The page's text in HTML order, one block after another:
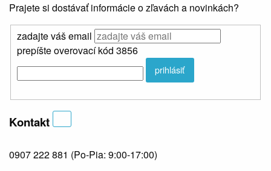
Prajete si dostávať informácie o zľavách a novinkách?
zadajte váš email
prepíšte overovací kód 3856
prihlásiť
Kontakt
0907 222 881 (Po-Pia: 9:00-17:00)